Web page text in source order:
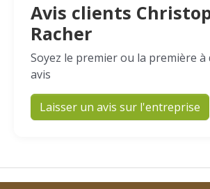
Avis clients
Racher
Soyez le premier ou la première
avis
Laisser un avis sur l'entreprise